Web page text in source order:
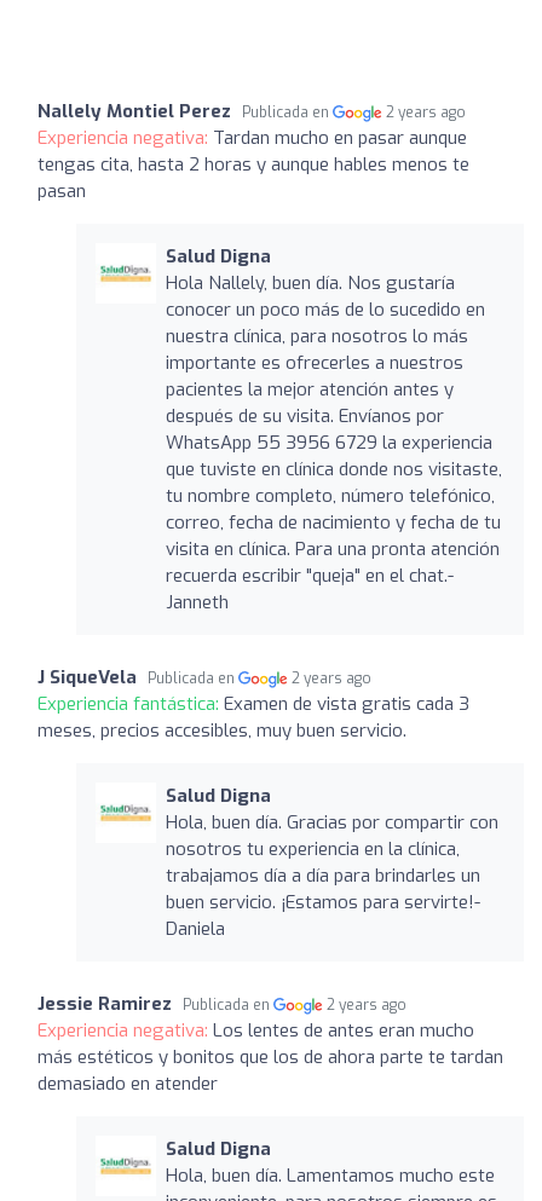
Nallely Montiel Perez Publicada en 2 years ago
Experiencia negativa: Tardan mucho en pasar aunque
tengas cita, hasta 2 horas y aunque hables menos te
pasan
Salud Digna
Hola Nallely, buen día. Nos gustaría
conocer un poco más de lo sucedido en
nuestra clínica, para nosotros lo más
importante es ofrecerles a nuestros
pacientes la mejor atención antes y
después de su visita. Envíanos por
WhatsApp 55 3956 6729 la experiencia
que tuviste en clínica donde nos visitaste,
tu nombre completo, número telefónico,
correo, fecha de nacimiento y fecha de tu
visita en clínica. Para una pronta atención
recuerda escribir "queja" en el chat.-
Janneth
J SiqueVela Publicada en 2 years ago
Experiencia fantástica: Examen de vista gratis cada 3
meses, precios accesibles, muy buen servicio.
Salud Digna
Hola, buen día. Gracias por compartir con
nosotros tu experiencia en la clínica,
trabajamos día a día para brindarles un
buen servicio. ¡Estamos para servirte!-
Daniela
Jessie Ramirez Publicada en 2 years ago
Experiencia negativa: Los lentes de antes eran mucho
más estéticos y bonitos que los de ahora parte te tardan
demasiado en atender
Salud Digna
Hola, buen día. Lamentamos mucho este